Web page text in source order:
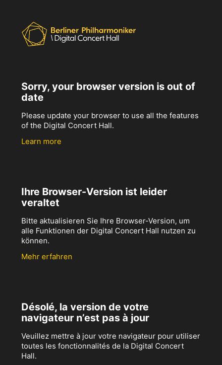
Sorry, your browser version is out of
date
Please update your browser to use all the features
of the Digital Concert Hall.
Learn more
Ihre Browser-Version ist leider
veraltet
Bitte aktualisieren Sie Ihre Browser-Version, um
alle Funktionen der Digital Concert Hall nutzen zu
können.
Mehr erfahren
Désolé, la version de votre
navigateur n’est pas à jour
Veuillez mettre à jour votre navigateur pour utiliser
toutes les fonctionnalités de la Digital Concert
Hall.